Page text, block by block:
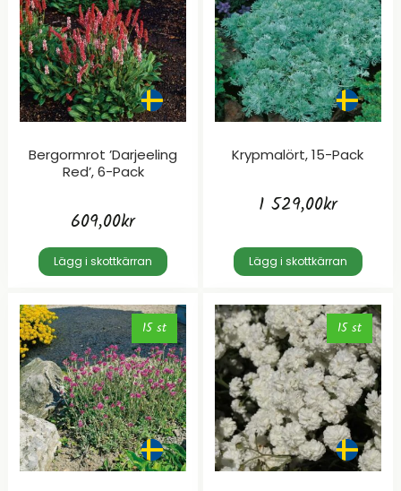
Bergormrot ’Darjeeling
Red’, 6-Pack
609,00kr
Lägg i skottkärran
Krypmalört, 15-Pack
1 529,00kr
Lägg i skottkärran
15 st 15 st